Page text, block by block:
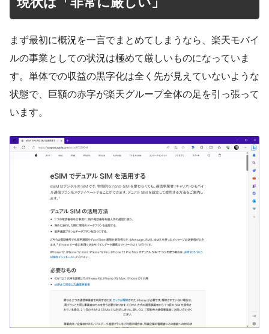
まず最初に概況を一言でまとめてしまうなら、楽天モバイ
ルの事業としての状況は極めて厳しいものになっていま
す。単体での収益の黒字化は全く先が見えていないような
状態で、巨額の赤字が楽天グループ全体の足を引っ張って
います。